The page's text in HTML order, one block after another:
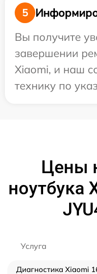
5
Вы получите
завершении
Xiaomi, и наш
технику по
Цены
ноутбука
Услуга
Диагностика Xiaomi